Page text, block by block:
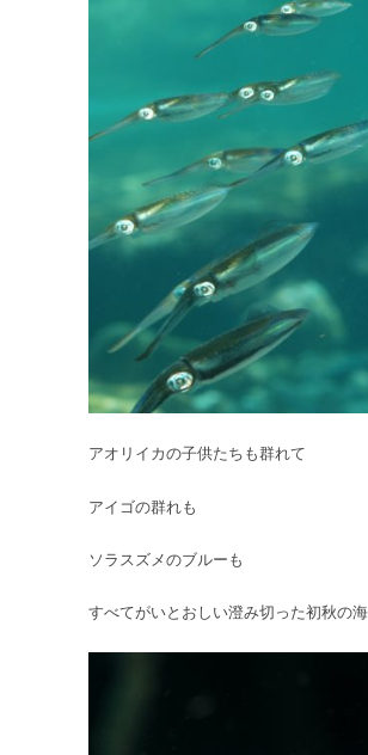
アオリイカの子供たちも群れて
アイゴの群れも
ソラスズメのブルーも
すべてがいとおしい澄み切った初秋の海